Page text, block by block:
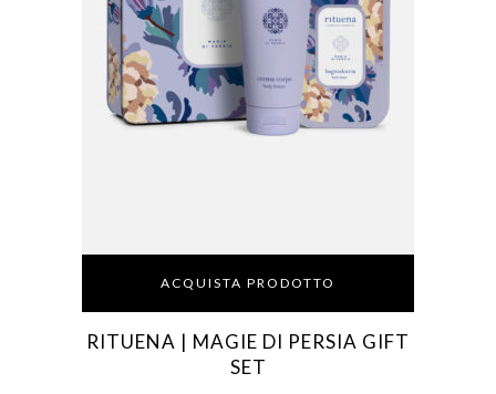
ACQUISTA PRODOTTO
RITUENA | MAGIE DI PERSIA GIFT
SET